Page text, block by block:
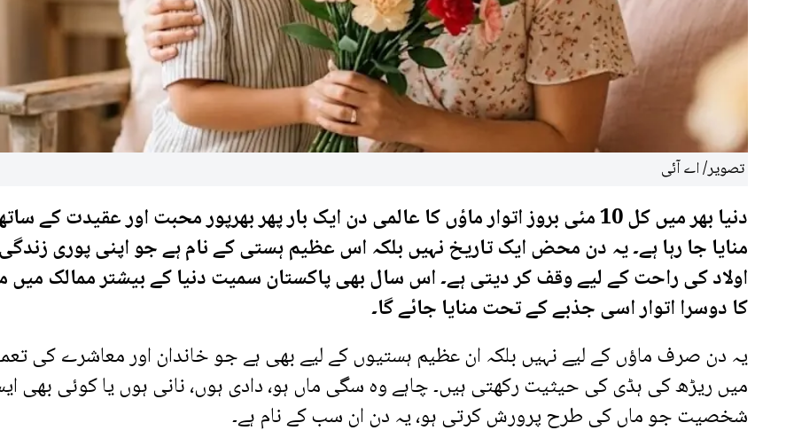
تصویر/ اے آئی
دنیا بھر میں کل 10 مئی بروز اتوار ماؤں کا عالمی دن ایک بار پھر بھرپور محبت اور عقیدت کے
منایا جا رہا ہے۔ یہ دن محض ایک تاریخ نہیں بلکہ اس عظیم ہستی کے نام ہے جو اپنی پوری زندگی
اولاد کی راحت کے لیے وقف کر دیتی ہے۔ اس سال بھی پاکستان سمیت دنیا کے بیشتر ممالک میں
کا دوسرا اتوار اسی جذبے کے تحت منایا جائے گا۔
یہ دن صرف ماؤں کے لیے نہیں بلکہ ان عظیم ہستیوں کے لیے بھی ہے جو خاندان اور معاشرے کی
میں ریڑھ کی ہڈی کی حیثیت رکھتی ہیں۔ چاہے وہ سگی ماں ہو، دادی ہوں، نانی ہوں یا کوئی بھی
شخصیت جو ماں کی طرح پرورش کرتی ہو، یہ دن ان سب کے نام ہے۔